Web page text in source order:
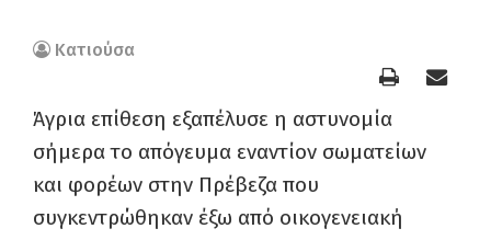
Κατιούσα
Άγρια επίθεση εξαπέλυσε η αστυνομία
σήμερα το απόγευμα εναντίον σωματείων
και φορέων στην Πρέβεζα που
συγκεντρώθηκαν έξω από οικογενειακή